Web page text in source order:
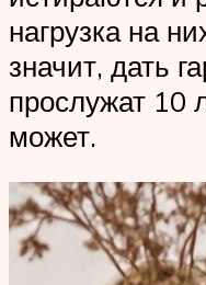
нагрузка на
значит, дать
прослужат 10
может.